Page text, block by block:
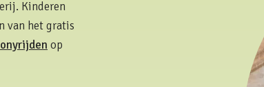
Kinderen
van het gratis
op